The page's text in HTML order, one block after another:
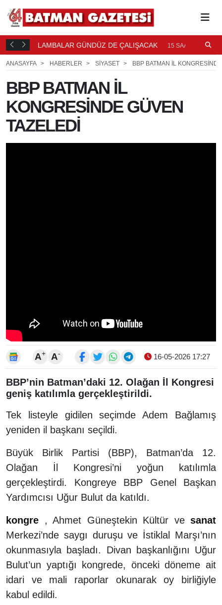
LAMBALAR GÜNDÜZ DE ÇALIŞACAK 15 SAAT ÖNCE
ANASAYFA HABERLER SİYASET BBP BATMAN İL
BBP BATMAN İL
KONGRESİNDE GÜVEN
TAZELEDİ
A+ A- 16-05-2026 17:27
BBP’nin Batman’daki 12. Olağan İl Kongresi
geniş katılımla gerçekleştirildi.
Tek listeyle gidilen seçimde Adem Bağlamış
yeniden il başkanı seçildi.
Büyük Birlik Partisi (BBP), Batman’da 12.
Olağan İl Kongresi’ni yoğun katılımla
gerçekleştirdi. Kongreye BBP Genel Başkan
Yardımcısı Uğur Bulut da katıldı.
kongre , Ahmet Güneştekin Kültür ve sanat
Merkezi’nde saygı duruşu ve İstiklal Marşı’nın
okunmasıyla başladı. Divan başkanlığını Uğur
Bulut’un yaptığı kongrede, önceki döneme ait
idari ve mali raporlar okunarak oy birliğiyle
kabul edildi.